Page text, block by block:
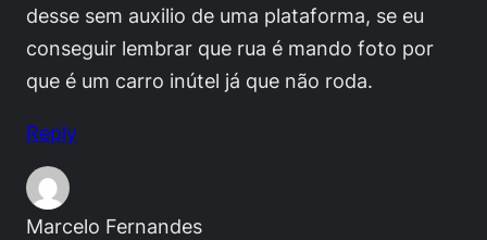
desse sem auxilio de uma plataforma, se eu
conseguir lembrar que rua é mando foto por
que é um carro inútel já que não roda.
Reply
Marcelo Fernandes